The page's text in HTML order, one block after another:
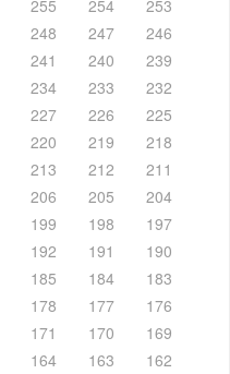
255 254
253
248 247
246
241 240
239
234 233
232
227 226
225
220 219
218
213 212
211
206 205
204
199 198
197
192 191
190
185 184
183
178 177
176
171 170
169
164 163
162